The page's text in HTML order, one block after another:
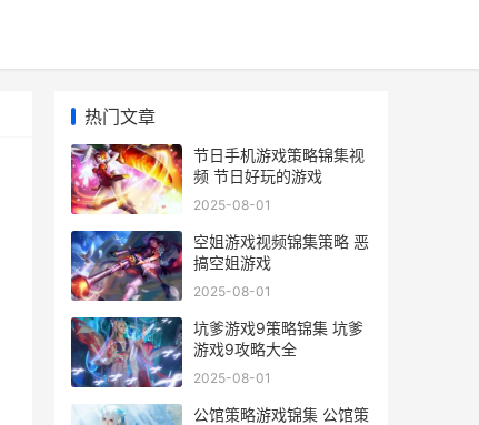
热门文章
节日手机游戏策略锦集视
频 节日好玩的游戏
2025-08-01
空姐游戏视频锦集策略 恶
搞空姐游戏
2025-08-01
坑爹游戏9策略锦集 坑爹
游戏9攻略大全
2025-08-01
公馆策略游戏锦集 公馆策